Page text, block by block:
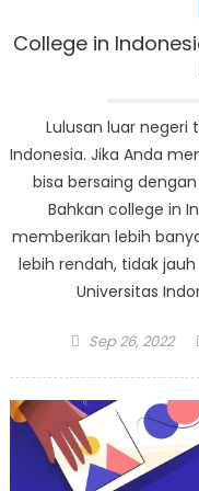
College in
Lulusan luar negeri
Indonesia. Jika Anda
bisa bersaing
Bahkan college in
memberikan lebih
lebih rendah, tidak
Universitas
Posted
Sep 26, 2022